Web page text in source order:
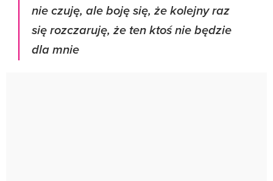
nie czuję, ale boję się, że kolejny raz
się rozczaruję, że ten ktoś nie będzie
dla mnie